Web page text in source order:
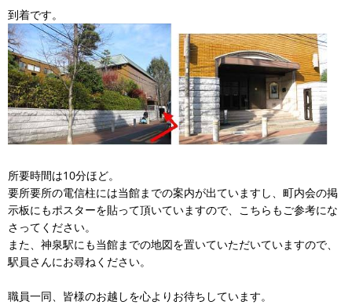
到着です。
所要時間は10分ほど。
要所要所の電信柱には当館までの案内が出ていますし、町内会の掲
示板にもポスターを貼って頂いていますので、こちらもご参考にな
さってください。
また、神泉駅にも当館までの地図を置いていただいていますので、
駅員さんにお尋ねください。
職員一同、皆様のお越しを心よりお待ちしています。